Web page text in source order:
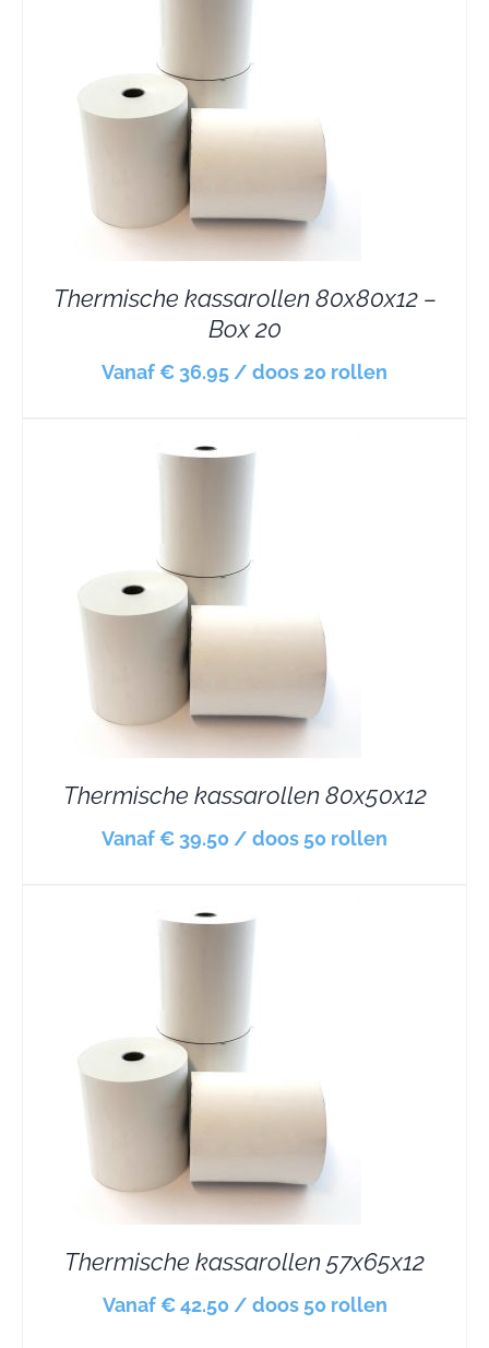
Thermische kassarollen 80x80x12 –
Box 20
Vanaf € 36.95 / doos 20 rollen
Thermische kassarollen 80x50x12
Vanaf € 39.50 / doos 50 rollen
Thermische kassarollen 57x65x12
Vanaf € 42.50 / doos 50 rollen